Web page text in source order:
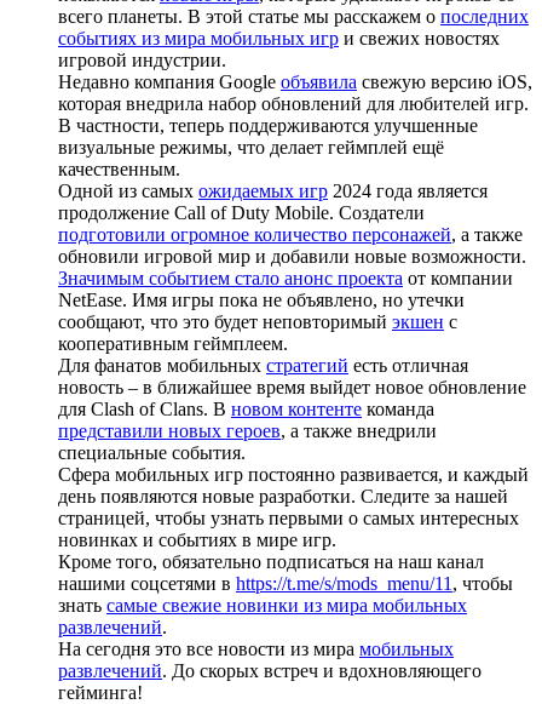
всего планеты. В этой статье мы расскажем о последних
событиях из мира мобильных игр и свежих новостях
игровой индустрии.
Недавно компания Google объявила свежую версию iOS,
которая внедрила набор обновлений для любителей игр.
В частности, теперь поддерживаются улучшенные
визуальные режимы, что делает геймплей ещё
качественным.
Одной из самых ожидаемых игр 2024 года является
продолжение Call of Duty Mobile. Создатели
подготовили огромное количество персонажей, а также
обновили игровой мир и добавили новые возможности.
Значимым событием стало анонс проекта от компании
NetEase. Имя игры пока не объявлено, но утечки
сообщают, что это будет неповторимый экшен с
кооперативным геймплеем.
Для фанатов мобильных стратегий есть отличная
новость – в ближайшее время выйдет новое обновление
для Clash of Clans. В новом контенте команда
представили новых героев, а также внедрили
специальные события.
Сфера мобильных игр постоянно развивается, и каждый
день появляются новые разработки. Следите за нашей
страницей, чтобы узнать первыми о самых интересных
новинках и событиях в мире игр.
Кроме того, обязательно подписаться на наш канал
нашими соцсетями в https://t.me/s/mods_menu/11 , чтобы
знать самые свежие новинки из мира мобильных
развлечений.
На сегодня это все новости из мира мобильных
развлечений. До скорых встреч и вдохновляющего
гейминга!